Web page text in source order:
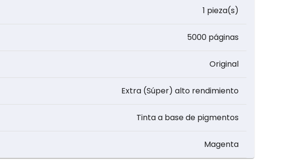
1 pieza(s)
5000 páginas
Original
Extra (Súper) alto rendimiento
Tinta a base de pigmentos
Magenta